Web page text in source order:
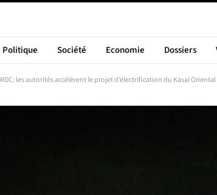
Politique Société Economie Dossiers
RDC: les autorités accélèrent le projet d’électrification du Kasaï Oriental